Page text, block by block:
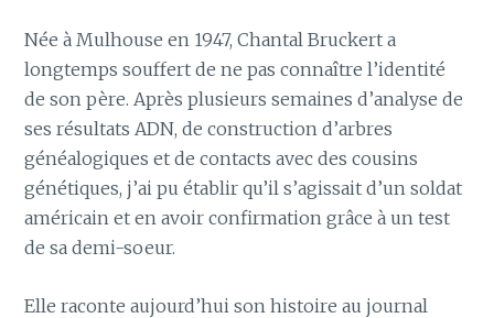
Née à Mulhouse en 1947, Chantal Bruckert a
longtemps souffert de ne pas connaître l’identité
de son père. Après plusieurs semaines d’analyse de
ses résultats ADN, de construction d’arbres
généalogiques et de contacts avec des cousins
génétiques, j’ai pu établir qu’il s’agissait d’un soldat
américain et en avoir confirmation grâce à un test
de sa demi-soeur.
Elle raconte aujourd’hui son histoire au journal